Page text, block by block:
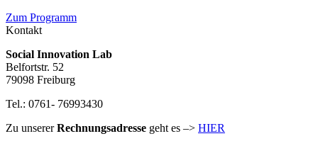
Zum Programm
Kontakt
Social Innovation Lab
Belfortstr. 52
79098 Freiburg
Tel.: 0761- 76993430
Zu unsererRechnungsadresse geht es –> HIER